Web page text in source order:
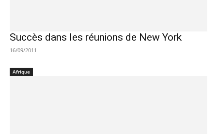
Succès dans les réunions de New York
16/09/2011
Afrique